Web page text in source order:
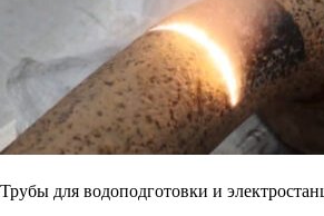
Трубы для водоподготовки и